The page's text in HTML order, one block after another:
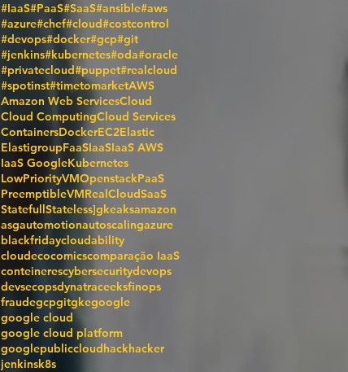
#IaaS#PaaS#SaaS#ansible#aws
#azure#chef#cloud#costcontrol
#devops#docker#gcp#git
#jenkins#kubernetes#oda#oracle
#privatecloud#puppet#realcloud
#spotinst#timetomarketAWS
Amazon Web ServicesCloud
Cloud ComputingCloud Services
ContainersDockerEC2Elastic
ElastigroupFaaSIaaSIaaS AWS
IaaS GoogleKubernetes
LowPriorityVMOpenstackPaaS
PreemptibleVMRealCloudSaaS
StatefullStateless]gkeaksamazon
asgautomotionautoscalingazure
blackfridaycloudability
cloudecocomicscomparação IaaS
conteinerescybersecuritydevops
devsecopsdynatraceeksfinops
fraudegcpgitgkegoogle
google cloud
google cloud platform
googlepubliccloudhackhacker
jenkinsk8s